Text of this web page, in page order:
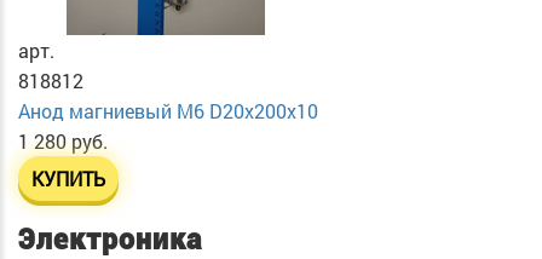
арт.
818812
Анод магниевый М6 D20х200х10
1 280 руб.
КУПИТЬ
Электроника